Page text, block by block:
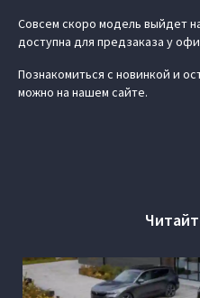
Совсем скоро модель выйдет
доступна для предзаказа у
Познакомиться с новинкой и
можно на нашем сайте.